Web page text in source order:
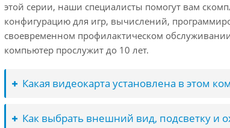
этой серии, наши специалисты помогут вам
конфигурацию для игр, вычислений,
своевременном профилактическом
компьютер прослужит до 10 лет.
Какая видеокарта установлена в этом
Как выбрать внешний вид, подсветку и